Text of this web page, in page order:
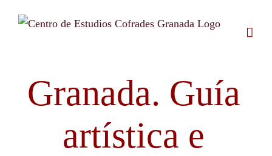
Granada. Guía
artística e